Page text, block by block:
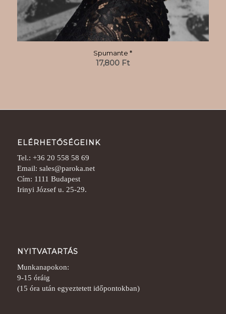
Spumante *
17,800 Ft
ELÉRHETŐSÉGEINK
Tel.: +36 20 558 58 69
Email: sales@paroka.net
Cím: 1111 Budapest
Irinyi József u. 25-29.
NYITVATARTÁS
Munkanapokon:
9-15 óráig
(15 óra után egyeztetett időpontokban)